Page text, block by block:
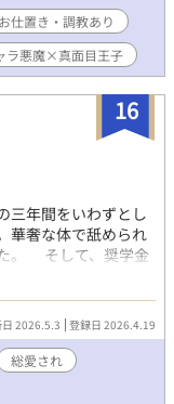
、逆に弟をダシに
が誰かに触られると
るで身代わりじゃ
自分に戸惑うデオ
＊ ＊ ＊ ＊ ＊ ＊
め、作中に出てく
間＝長寿と、進化し
……。 言葉責め、乳
姦？とかある予
きます。 あと主人公
のでお付き合いよろ
エロを★で表記して
。参考にどうぞ
なくなってますので
在年末で多忙な為更
ません！
お仕置き・調教あり
ラ悪魔×真面目王子
16
三年間をいわずとし
華奢な体で舐められ
。 そして、奨学金
んとおぼっちゃまか
。小さなときから腹
る。 夢の金持ちと
書くのは始めてなの
2026.5.3 登録日 2026.4.19
総愛され